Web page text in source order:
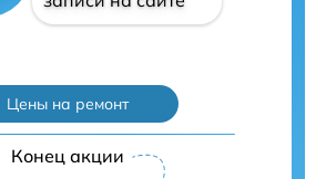
Цены на ремонт
Конец акции